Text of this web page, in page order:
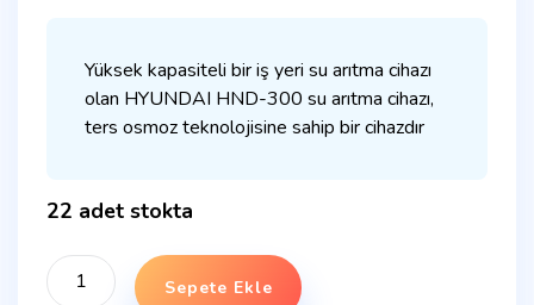
Yüksek kapasiteli bir iş yeri su arıtma cihazı
olan HYUNDAI HND-300 su arıtma cihazı,
ters osmoz teknolojisine sahip bir cihazdır
22 adet stokta
Sepete Ekle